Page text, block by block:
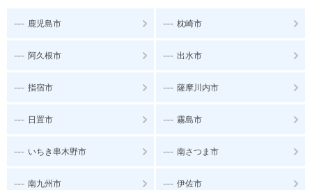
--- 鹿児島市 --- 枕崎市
--- 阿久根市 --- 出水市
--- 指宿市 --- 薩摩川内市
--- 日置市 --- 霧島市
--- いちき串木野市 --- 南さつま市
--- 南九州市 --- 伊佐市